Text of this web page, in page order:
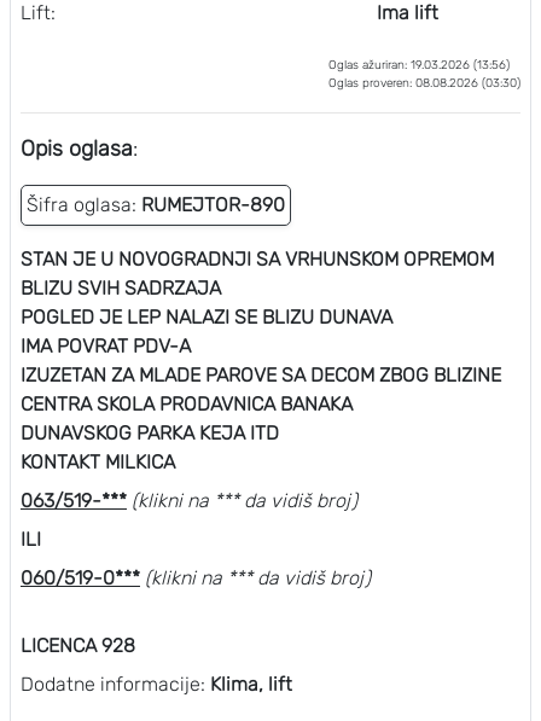
Lift:
Ima lift
Oglas ažuriran: 19.03.2026 (13:56)
Oglas proveren: 08.08.2026 (03:30)
Opis oglasa:
Šifra oglasa: RUMEJTOR-890
STAN JE U NOVOGRADNJI SA VRHUNSKOM OPREMOM
BLIZU SVIH SADRZAJA
POGLED JE LEP NALAZI SE BLIZU DUNAVA
IMA POVRAT PDV-A
IZUZETAN ZA MLADE PAROVE SA DECOM ZBOG BLIZINE
CENTRA SKOLA PRODAVNICA BANAKA
DUNAVSKOG PARKA KEJA ITD
KONTAKT MILKICA
063/519-*** (klikni na *** da vidiš broj)
ILI
060/519-0*** (klikni na *** da vidiš broj)
LICENCA 928
Dodatne informacije: Klima, lift